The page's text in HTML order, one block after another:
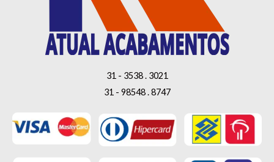
31 - 3538 . 3021
31 - 98548 . 8747